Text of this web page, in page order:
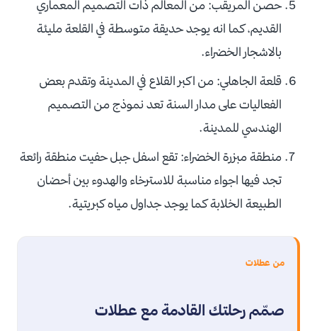
حصن المريقب: من المعالم ذات التصميم المعماري
القديم، كما انه يوجد حديقة متوسطة في القلعة مليئة
بالاشجار الخضراء.
قلعة الجاهلي: من اكبر القلاع في المدينة وتقدم بعض
الفعاليات على مدار السنة تعد نموذج من التصميم
الهندسي للمدينة.
منطقة مبزرة الخضراء: تقع اسفل جبل حفيت منطقة رائعة
تجد فيها اجواء مناسبة للاسترخاء والهدوء بين أحضان
الطبيعة الخلابة كما يوجد جداول مياه كبريتية.
من عطلات
صمّم رحلتك القادمة مع عطلات